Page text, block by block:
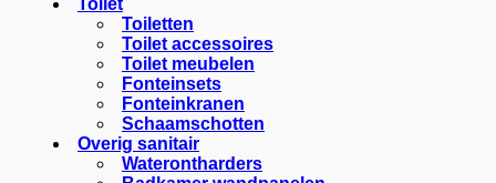
Toiletten
Toilet accessoires
Toilet meubelen
Fonteinsets
Fonteinkranen
Schaamschotten
Overig sanitair
Waterontharders